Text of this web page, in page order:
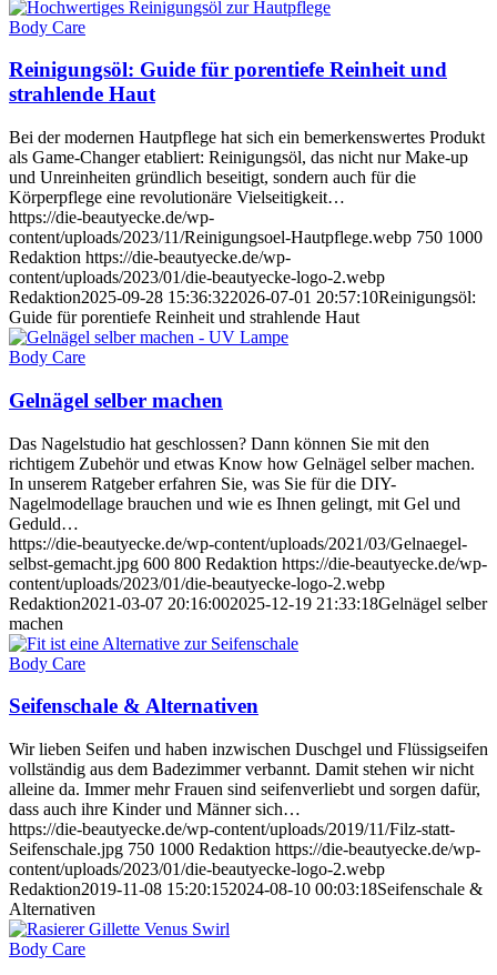
Body Care
Reinigungsöl: Guide für porentiefe Reinheit und
strahlende Haut
Bei der modernen Hautpflege hat sich ein bemerkenswertes Produkt
als Game-Changer etabliert: Reinigungsöl, das nicht nur Make-up
und Unreinheiten gründlich beseitigt, sondern auch für die
Körperpflege eine revolutionäre Vielseitigkeit…
https://die-beautyecke.de/wp-
content/uploads/2023/11/Reinigungsoel-Hautpflege.webp 750 1000
Redaktion https://die-beautyecke.de/wp-
content/uploads/2023/01/die-beautyecke-logo-2.webp
Redaktion2025-09-28 15:36:322026-07-01 20:57:10Reinigungsöl:
Guide für porentiefe Reinheit und strahlende Haut
Body Care
Gelnägel selber machen
Das Nagelstudio hat geschlossen? Dann können Sie mit den
richtigem Zubehör und etwas Know how Gelnägel selber machen.
In unserem Ratgeber erfahren Sie, was Sie für die DIY-
Nagelmodellage brauchen und wie es Ihnen gelingt, mit Gel und
Geduld…
https://die-beautyecke.de/wp-content/uploads/2021/03/Gelnaegel-
selbst-gemacht.jpg 600 800 Redaktion https://die-beautyecke.de/wp-
content/uploads/2023/01/die-beautyecke-logo-2.webp
Redaktion2021-03-07 20:16:002025-12-19 21:33:18Gelnägel selber
machen
Body Care
Seifenschale & Alternativen
Wir lieben Seifen und haben inzwischen Duschgel und Flüssigseifen
vollständig aus dem Badezimmer verbannt. Damit stehen wir nicht
alleine da. Immer mehr Frauen sind seifenverliebt und sorgen dafür,
dass auch ihre Kinder und Männer sich…
https://die-beautyecke.de/wp-content/uploads/2019/11/Filz-statt-
Seifenschale.jpg 750 1000 Redaktion https://die-beautyecke.de/wp-
content/uploads/2023/01/die-beautyecke-logo-2.webp
Redaktion2019-11-08 15:20:152024-08-10 00:03:18Seifenschale &
Alternativen
Body Care